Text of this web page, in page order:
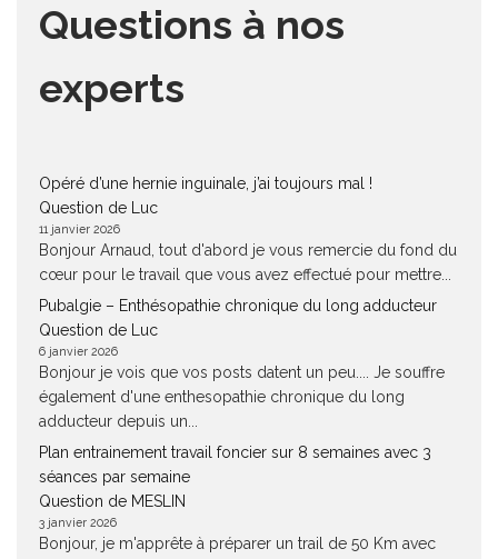
Questions à nos
experts
Opéré d’une hernie inguinale, j’ai toujours mal !
Question de Luc
11 janvier 2026
Bonjour Arnaud, tout d'abord je vous remercie du fond du
cœur pour le travail que vous avez effectué pour mettre...
Pubalgie – Enthésopathie chronique du long adducteur
Question de Luc
6 janvier 2026
Bonjour je vois que vos posts datent un peu.... Je souffre
également d'une enthesopathie chronique du long
adducteur depuis un...
Plan entrainement travail foncier sur 8 semaines avec 3
séances par semaine
Question de MESLIN
3 janvier 2026
Bonjour, je m'apprête à préparer un trail de 50 Km avec